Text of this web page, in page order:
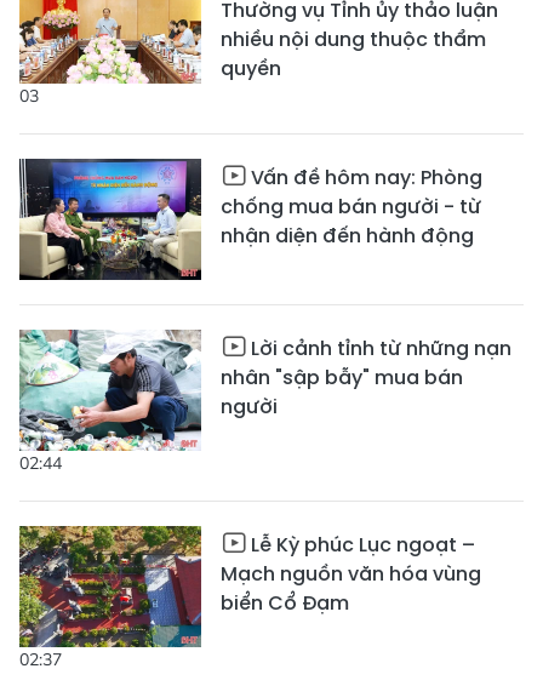
03
Thường vụ Tỉnh ủy thảo luận
nhiều nội dung thuộc thẩm
quyền
Vấn đề hôm nay: Phòng
chống mua bán người - từ
nhận diện đến hành động
02:44
Lời cảnh tỉnh từ những nạn
nhân "sập bẫy" mua bán
người
02:37
Lễ Kỳ phúc Lục ngoạt –
Mạch nguồn văn hóa vùng
biển Cổ Đạm